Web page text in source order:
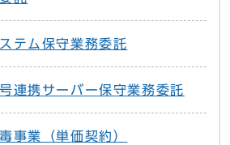
テム保守業務委託
連携サーバー保守業務委託
事業（単価契約）